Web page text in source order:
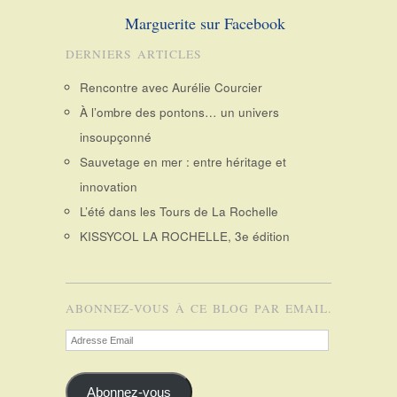
Marguerite sur Facebook
DERNIERS ARTICLES
Rencontre avec Aurélie Courcier
À l’ombre des pontons… un univers
insoupçonné
Sauvetage en mer : entre héritage et
innovation
L’été dans les Tours de La Rochelle
KISSYCOL LA ROCHELLE, 3e édition
ABONNEZ-VOUS À CE BLOG PAR EMAIL.
Adresse
Email
Abonnez-vous